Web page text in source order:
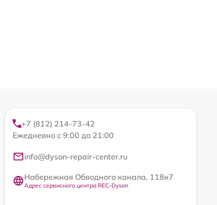
+7 (812) 214-73-42
Ежедневно с 9:00 до 21:00
info@dyson-repair-center.ru
Набережная Обводного канала, 118к7
Адрес сервисного центра REC-Dyson